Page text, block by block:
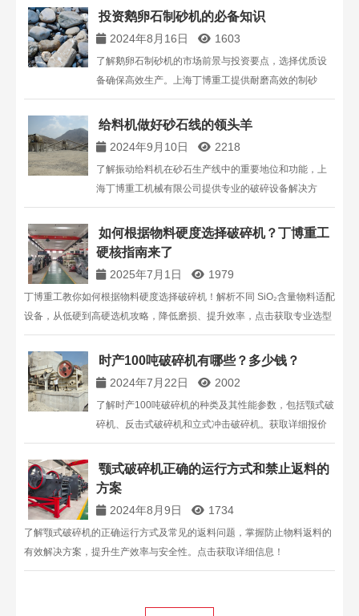
投资鹅卵石制砂机的必备知识
2024年8月16日 1603
了解鹅卵石制砂机的市场前景与投资要点，选择优质设
备确保高效生产。上海丁博重工提供耐磨高效的制砂
机，助力砂石骨料生产。
给料机做好砂石线的领头羊
2024年9月10日 2218
了解振动给料机在砂石生产线中的重要地位和功能，上
海丁博重工机械有限公司提供专业的破碎设备解决方
案。
如何根据物料硬度选择破碎机？丁博重工
硬核指南来了​
2025年7月1日 1979
丁博重工教你如何根据物料硬度选择破碎机！解析不同 SiO₂含量物料适配
设备，从低硬到高硬选机攻略，降低磨损、提升效率，点击获取专业选型
方案！
时产100吨破碎机有哪些？多少钱？
2024年7月22日 2002
了解时产100吨破碎机的种类及其性能参数，包括颚式破
碎机、反击式破碎机和立式冲击破碎机。获取详细报价
信息，选择适合您的破碎设备。
颚式破碎机正确的运行方式和禁止返料的
方案
2024年8月9日 1734
了解颚式破碎机的正确运行方式及常见的返料问题，掌握防止物料返料的
有效解决方案，提升生产效率与安全性。点击获取详细信息！